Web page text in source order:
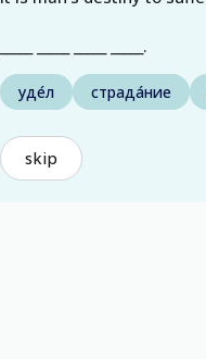
_____ _____ _____ _____.
уде́л страда́ние
skip